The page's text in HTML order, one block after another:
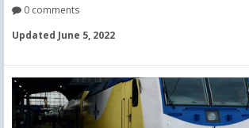
0 comments
Updated June 5, 2022